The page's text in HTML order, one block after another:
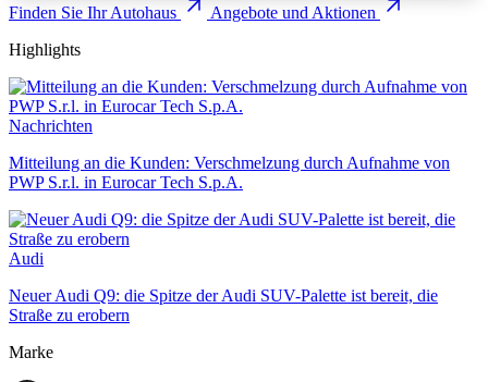
Finden Sie Ihr Autohaus
Angebote und Aktionen
Highlights
Nachrichten
Mitteilung an die Kunden: Verschmelzung durch Aufnahme von
PWP S.r.l. in Eurocar Tech S.p.A.
Audi
Neuer Audi Q9: die Spitze der Audi SUV-Palette ist bereit, die
Straße zu erobern
Marke